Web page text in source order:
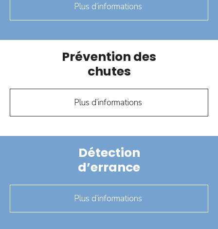
Plus d’informations
Prévention des
chutes
Plus d’informations
Détection
d’errance
Plus d’informations